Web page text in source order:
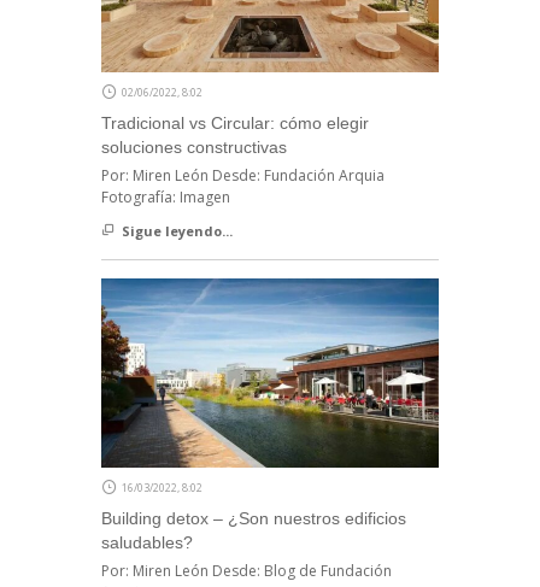
02/06/2022, 8:02
Tradicional vs Circular: cómo elegir
soluciones constructivas
Por: Miren León Desde: Fundación Arquia
Fotografía: Imagen
Sigue leyendo...
16/03/2022, 8:02
Building detox – ¿Son nuestros edificios
saludables?
Por: Miren León Desde: Blog de Fundación